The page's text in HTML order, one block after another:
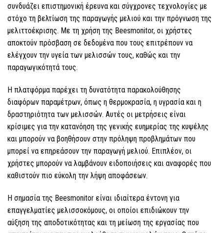
συνδυάζει επιστημονική έρευνα και σύγχρονες τεχνολογίες με
στόχο τη βελτίωση της παραγωγής μελιού και την πρόγνωση της
μελιττοέκρισης. Με τη χρήση της Beesmonitor, οι χρήστες
αποκτούν πρόσβαση σε δεδομένα που τους επιτρέπουν να
ελέγχουν την υγεία των μελισσών τους, καθώς και την
παραγωγικότητά τους.
Η πλατφόρμα παρέχει τη δυνατότητα παρακολούθησης
διαφόρων παραμέτρων, όπως η θερμοκρασία, η υγρασία και η
δραστηριότητα των μελισσών. Αυτές οι μετρήσεις είναι
κρίσιμες για την κατανόηση της γενικής ευημερίας της κυψέλης
και μπορούν να βοηθήσουν στην πρόληψη προβλημάτων που
μπορεί να επηρεάσουν την παραγωγή μελιού. Επιπλέον, οι
χρήστες μπορούν να λαμβάνουν ειδοποιήσεις και αναφορές που
καθιστούν πιο εύκολη την λήψη αποφάσεων.
Η σημασία της Beesmonitor είναι ιδιαίτερα έντονη για
επαγγελματίες μελισσοκόμους, οι οποίοι επιδιώκουν την
αύξηση της αποδοτικότητας και τη μείωση της εργασίας που